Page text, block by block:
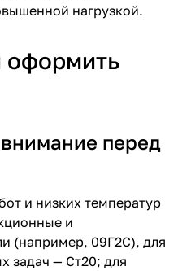
нагрузкой.
оформить
перед
и низких температур
и
(например, 09Г2С), для
задач — Ст20; для